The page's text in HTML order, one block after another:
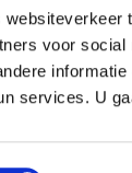
voor
services. U